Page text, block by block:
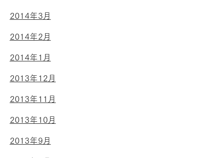
2014年3月
2014年2月
2014年1月
2013年12月
2013年11月
2013年10月
2013年9月